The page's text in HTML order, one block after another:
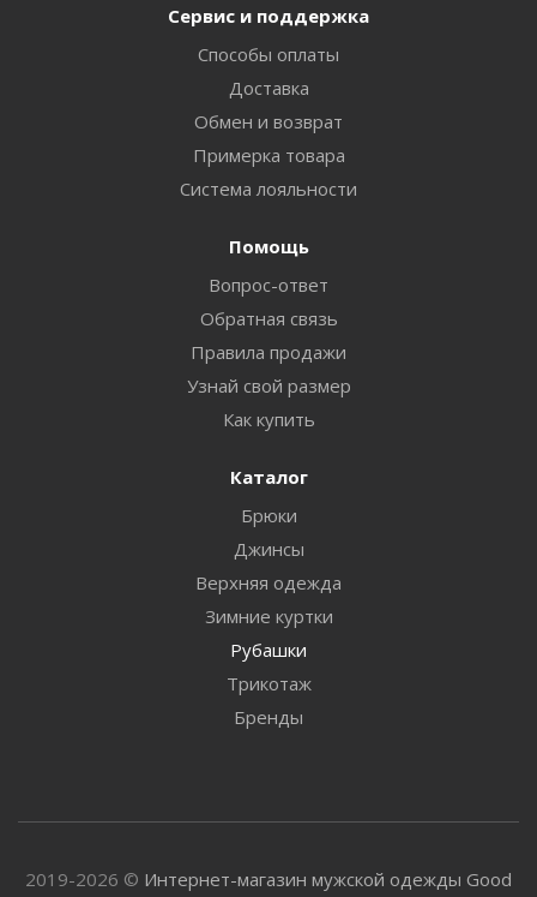
Сервис и поддержка
Способы оплаты
Доставка
Обмен и возврат
Примерка товара
Система лояльности
Помощь
Вопрос-ответ
Обратная связь
Правила продажи
Узнай свой размер
Как купить
Каталог
Брюки
Джинсы
Верхняя одежда
Зимние куртки
Рубашки
Трикотаж
Бренды
2019-2026 © Интернет-магазин мужской одежды Good